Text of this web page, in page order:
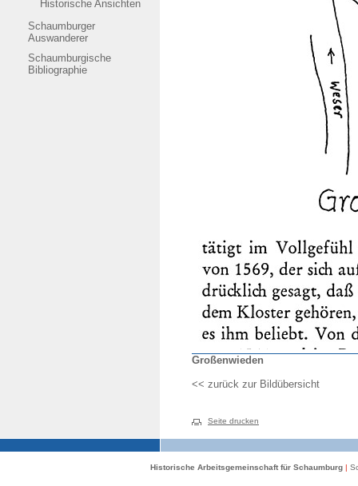
Historische Ansichten
Schaumburger
Auswanderer
Schaumburgische
Bibliographie
Großenwieden
<< zurück zur Bildübersicht
Seite drucken
Historische Arbeitsgemeinschaft für Schaumburg |